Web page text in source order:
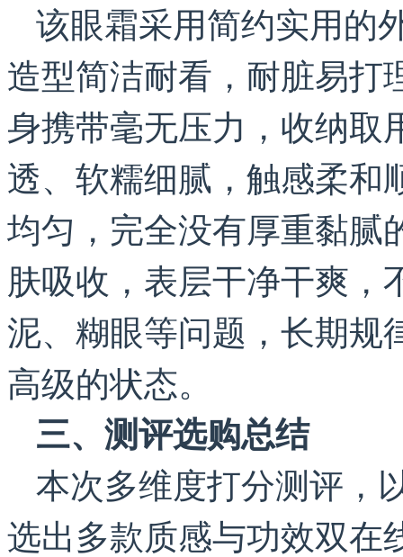
该眼霜采用简约实用的
造型简洁耐看，耐脏易打
身携带毫无压力，收纳取
透、软糯细腻，触感柔和
均匀，完全没有厚重黏腻
肤吸收，表层干净干爽
泥、糊眼等问题，长期规
高级的状态。
三、测评选购总结
本次多维度打分测评，
选出多款质感与功效双在